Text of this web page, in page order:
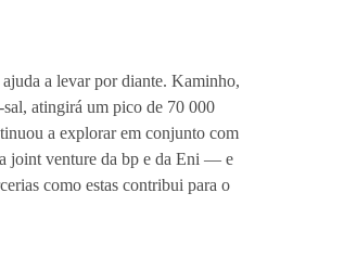
a levar por diante. Kaminho,
atingirá um pico de 70 000
a explorar em conjunto com
joint venture da bp e da Eni — e
como estas contribui para o